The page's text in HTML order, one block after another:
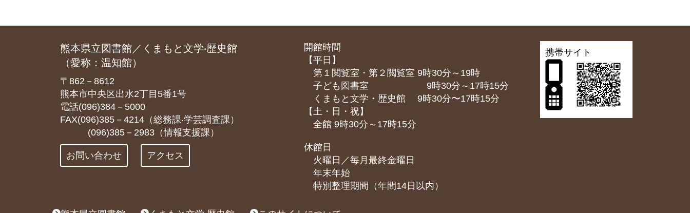
熊本県立図書館／くまもと文学‧歴史館
（愛称：温知館）
〒862－8612
熊本市中央区出水2丁目5番1号
電話(096)384－5000
FAX(096)385－4214（総務課‧学芸調査課）
(096)385－2983（情報支援課）
お問い合わせ アクセス
開館時間
【平日】
第１閲覧室・第２閲覧室 9時30分～19時
子ども図書室 9時30分～17時15分
くまもと⽂学・歴史館 9時30分〜17時15分
【土・日・祝】
全館 9時30分～17時15分
休館日
火曜日／毎月最終金曜日
年末年始
特別整理期間（年間14日以内）
携帯サイト